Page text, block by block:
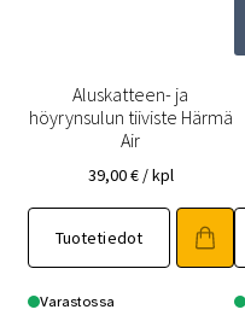
Aluskatteen- ja
höyrynsulun tiiviste Härmä
Air
39,00€ / kpl
Tuotetiedot
Varastossa